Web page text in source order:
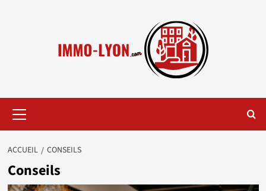
principal
ACCUEIL CONSEILS
Conseils